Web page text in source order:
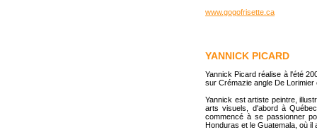
www.gogofrisette.ca
YANNICK PICARD
Yannick Picard réalise à l'été
sur Crémazie angle De
Yannick est artiste peintre,
arts visuels, d'abord à
commencé à se passionner
Honduras et le Guatemala, où il